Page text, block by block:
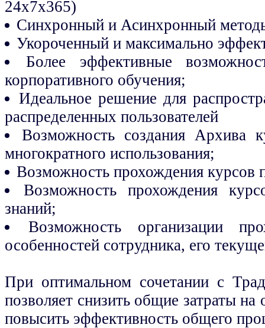
24х7х365)
Синхронный и Асинхронный
Укороченный и максимально
Более эффективные
корпоративного обучения;
Идеальное решение для
распределенных пользователей
Возможность создания Архива
многократного использования;
Возможность прохождения курсов
Возможность прохождения
знаний;
Возможность организации
особенностей сотрудника, его
При оптимальном сочетании с
позволяет снизить общие затраты
повысить эффективность общего